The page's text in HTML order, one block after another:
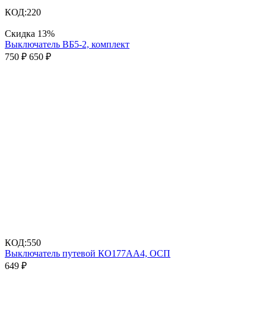
КОД:220
Скидка 13%
Выключатель ВБ5-2, комплект
750 ₽ 650 ₽
КОД:550
Выключатель путевой КО177АА4, ОСП
649 ₽